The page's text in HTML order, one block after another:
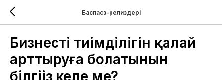
Баспасөз-релиздері
Бизнестің тиімділігін қалай
арттыруға болатынын
білгіңіз келе ме?